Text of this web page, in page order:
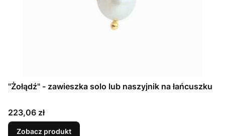
"Żołądź" - zawieszka solo lub naszyjnik na łańcuszku
Cena
223,06 zł
Zobacz produkt